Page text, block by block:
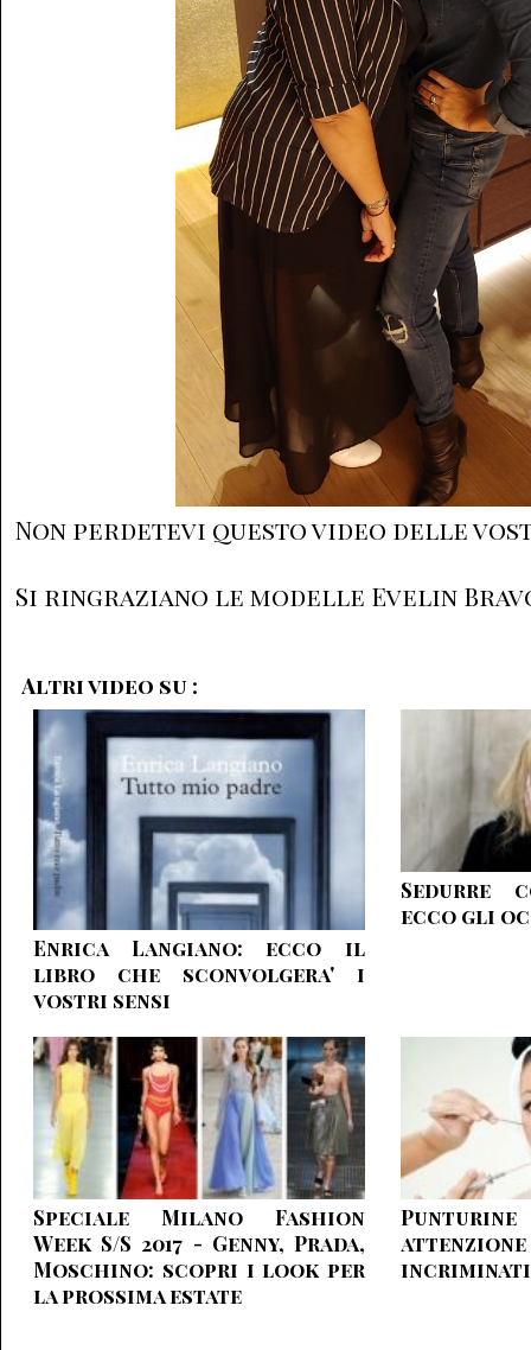
Non perdetevi questo video delle
Si ringraziano le modelle Evelin
Altri video su :
Enrica Langiano: ecco il
libro che sconvolgera' i
vostri sensi
Sedurre
ecco gli
Speciale Milano Fashion
Week S/S 2017 - Genny, Prada,
Moschino: scopri i look per
la prossima estate
incriminati